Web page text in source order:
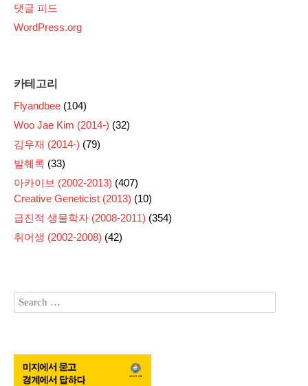
댓글 피드
WordPress.org
카테고리
Flyandbee (104)
Woo Jae Kim (2014-) (32)
김우재 (2014-) (79)
발췌록 (33)
아카이브 (2002-2013) (407)
Creative Geneticist (2013) (10)
급진적 생물학자 (2008-2011) (354)
취어생 (2002-2008) (42)